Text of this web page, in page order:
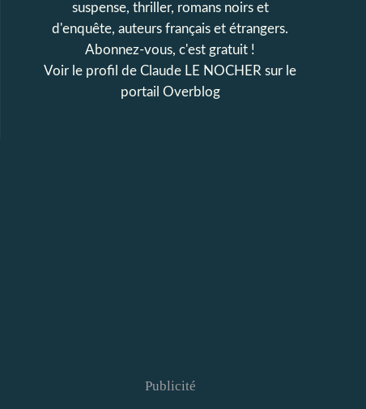
suspense, thriller, romans noirs et
d'enquête, auteurs français et étrangers.
Abonnez-vous, c'est gratuit !
Voir le profil de Claude LE NOCHER sur le
portail Overblog
Publicité